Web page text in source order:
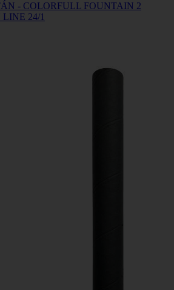
- COLORFULL FOUNTAIN 2
24/1